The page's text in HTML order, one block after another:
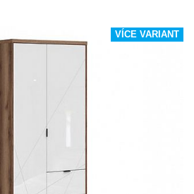
VÍCE VARIANT